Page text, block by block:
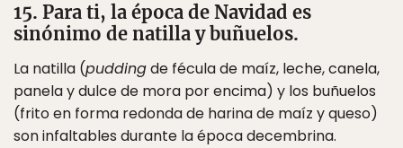
15. Para ti, la época de Navidad es
sinónimo de natilla y buñuelos.
La natilla (puddingde fécula de maíz, leche, canela,
panela y dulce de mora por encima) y los buñuelos
(frito en forma redonda de harina de maíz y queso)
son infaltables durante la época decembrina.